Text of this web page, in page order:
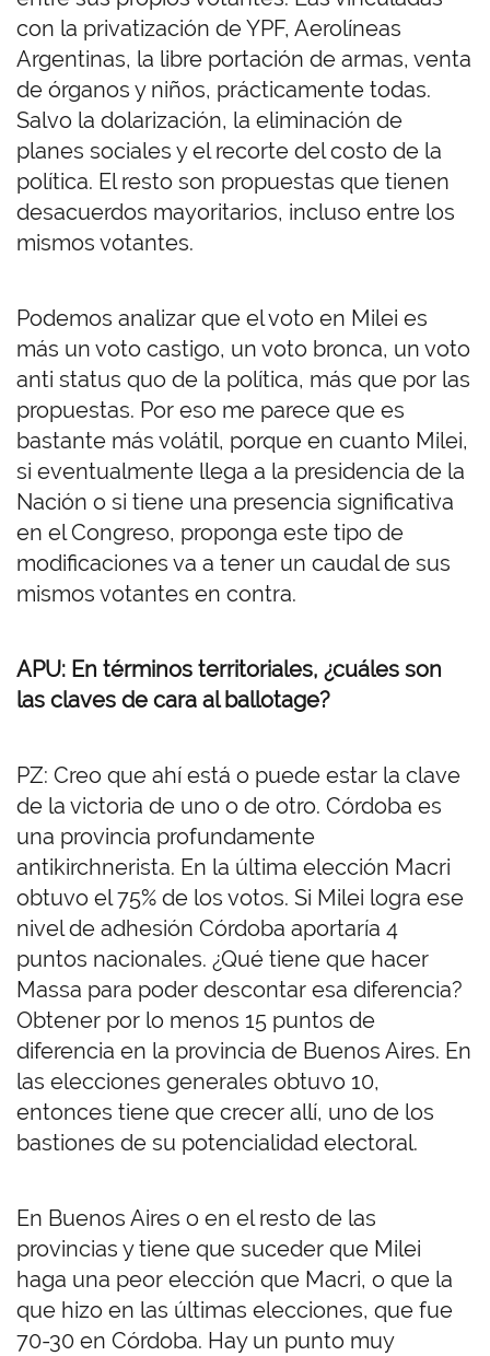
con la privatización de YPF, Aerolíneas
Argentinas, la libre portación de armas, venta
de órganos y niños, prácticamente todas.
Salvo la dolarización, la eliminación de
planes sociales y el recorte del costo de la
política. El resto son propuestas que tienen
desacuerdos mayoritarios, incluso entre los
mismos votantes.
Podemos analizar que el voto en Milei es
más un voto castigo, un voto bronca, un voto
anti status quo de la política, más que por las
propuestas. Por eso me parece que es
bastante más volátil, porque en cuanto Milei,
si eventualmente llega a la presidencia de la
Nación o si tiene una presencia significativa
en el Congreso, proponga este tipo de
modificaciones va a tener un caudal de sus
mismos votantes en contra.
APU: En términos territoriales, ¿cuáles son
las claves de cara al ballotage?
PZ: Creo que ahí está o puede estar la clave
de la victoria de uno o de otro. Córdoba es
una provincia profundamente
antikirchnerista. En la última elección Macri
obtuvo el 75% de los votos. Si Milei logra ese
nivel de adhesión Córdoba aportaría 4
puntos nacionales. ¿Qué tiene que hacer
Massa para poder descontar esa diferencia?
Obtener por lo menos 15 puntos de
diferencia en la provincia de Buenos Aires. En
las elecciones generales obtuvo 10,
entonces tiene que crecer allí, uno de los
bastiones de su potencialidad electoral.
En Buenos Aires o en el resto de las
provincias y tiene que suceder que Milei
haga una peor elección que Macri, o que la
que hizo en las últimas elecciones, que fue
70-30 en Córdoba. Hay un punto muy